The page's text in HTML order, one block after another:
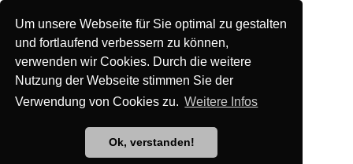
Um unsere Webseite für Sie optimal zu gestalten
und fortlaufend verbessern zu können,
verwenden wir Cookies. Durch die weitere
Nutzung der Webseite stimmen Sie der
Verwendung von Cookies zu. Weitere Infos
Ok, verstanden!